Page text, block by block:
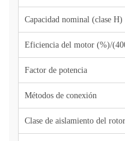
Capacidad nominal (clase
Eficiencia del motor (%)/
Factor de potencia
Métodos de conexión
Clase de aislamiento del rotor